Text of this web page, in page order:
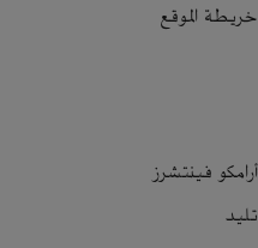
خريطة الموقع
أرامكو فينتشرز
تليد